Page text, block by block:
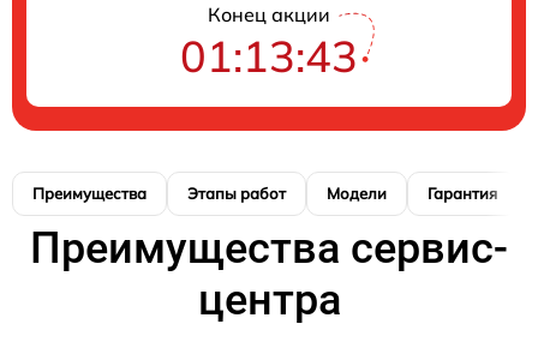
Конец акции
01:13:42
Преимущества Этапы работ Модели Гарантия
Преимущества сервис-
центра